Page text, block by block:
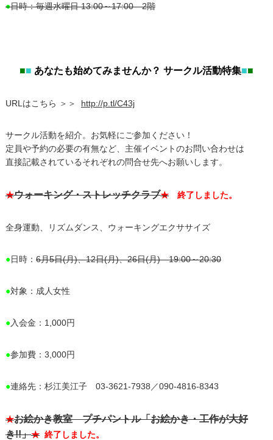
●日時：毎週水曜日 13:00～17:00 2階
■■ あなたも始めてみませんか？ サークル活動特集■■
URLはこちら ＞＞ http://p.tl/C43j
サークル活動を紹介。お気軽にご参加ください！
定員や予約の必要の有無など、主催イベントのお問い合わせは
直接記載されているそれぞれの問合せ先へお願いします。
★ウォーキング・ストレッチクラブ★終了しました。
全身運動、リズムダンス、ウォーキングエクササイズ
●日時： 6月5日(月)、12日(月)、26日(月) 19:00～20:30
●対象：成人女性
●入会金：1,000円
●参加費：3,000円
●連絡先：杉江美江子 03-3621-7938／090-4816-8343
★お絵かき教室 プチパントル「お絵かき・工作が大好
き!!」★終了しました。